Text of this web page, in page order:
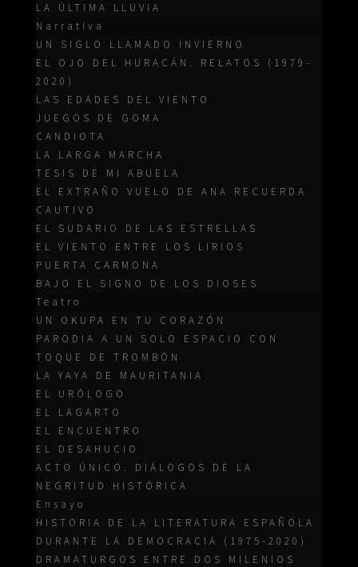
LA ÚLTIMA LLUVIA
Narrativa
UN SIGLO LLAMADO INVIERNO
EL OJO DEL HURACÁN. RELATOS (1979-
2020)
LAS EDADES DEL VIENTO
JUEGOS DE GOMA
CANDIOTA
LA LARGA MARCHA
TESIS DE MI ABUELA
EL EXTRAÑO VUELO DE ANA RECUERDA
CAUTIVO
EL SUDARIO DE LAS ESTRELLAS
EL VIENTO ENTRE LOS LIRIOS
PUERTA CARMONA
BAJO EL SIGNO DE LOS DIOSES
Teatro
UN OKUPA EN TU CORAZÓN
PARODIA A UN SOLO ESPACIO CON
TOQUE DE TROMBÓN
LA YAYA DE MAURITANIA
EL URÓLOGO
EL LAGARTO
EL ENCUENTRO
EL DESAHUCIO
ACTO ÚNICO. DIÁLOGOS DE LA
NEGRITUD HISTÓRICA
Ensayo
HISTORIA DE LA LITERATURA ESPAÑOLA
DURANTE LA DEMOCRACIA (1975-2020)
DRAMATURGOS ENTRE DOS MILENIOS